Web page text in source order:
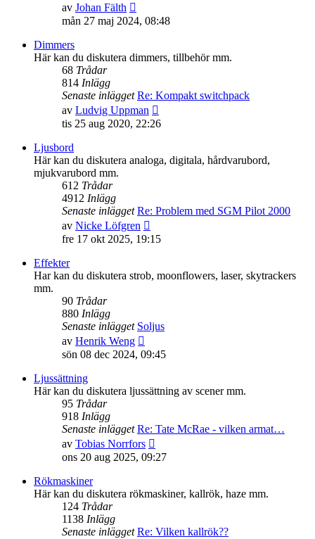
av Johan Fälth
till
det
inlägget
mån 27 maj 2024, 08:48
Dimmers
Här kan du diskutera dimmers, tillbehör mm.
68 Trådar
814 Inlägg
Senaste inlägget Re: Kompakt switchpack
av Ludvig Uppman
till
inlägget
tis 25 aug 2020, 22:26
Ljusbord
Här kan du diskutera analoga, digitala, hårdvarubord,
mjukvarubord mm.
612 Trådar
4912 Inlägg
Senaste inlägget Re: Problem med SGM Pilot 2000
av Nicke Löfgren
till
inlägget
fre 17 okt 2025, 19:15
Effekter
Har kan du diskutera strob, moonflowers, laser, skytrackers
mm.
90 Trådar
880 Inlägg
Senaste inlägget Soljus
av Henrik Weng
till
inlägget
sön 08 dec 2024, 09:45
Ljussättning
Här kan du diskutera ljussättning av scener mm.
95 Trådar
918 Inlägg
Senaste inlägget Re: Tate McRae - vilken armat…
av Tobias Norrfors
till
inlägget
ons 20 aug 2025, 09:27
Rökmaskiner
Här kan du diskutera rökmaskiner, kallrök, haze mm.
124 Trådar
1138 Inlägg
Senaste inlägget Re: Vilken kallrök??